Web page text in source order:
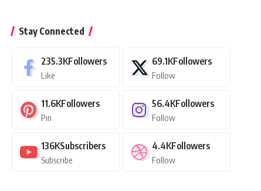
Stay Connected
235.3KFollowers
Like
69.1KFollowers
Follow
11.6KFollowers
Pin
56.4KFollowers
Follow
136KSubscribers
Subscribe
4.4KFollowers
Follow